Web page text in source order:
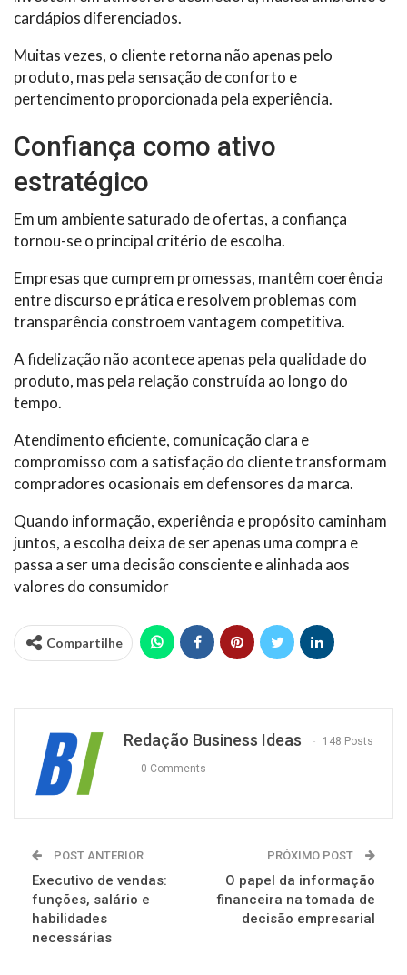
cardápios diferenciados.
Muitas vezes, o cliente retorna não apenas pelo
produto, mas pela sensação de conforto e
pertencimento proporcionada pela experiência.
Confiança como ativo
estratégico
Em um ambiente saturado de ofertas, a confiança
tornou-se o principal critério de escolha.
Empresas que cumprem promessas, mantêm coerência
entre discurso e prática e resolvem problemas com
transparência constroem vantagem competitiva.
A fidelização não acontece apenas pela qualidade do
produto, mas pela relação construída ao longo do
tempo.
Atendimento eficiente, comunicação clara e
compromisso com a satisfação do cliente transformam
compradores ocasionais em defensores da marca.
Quando informação, experiência e propósito caminham
juntos, a escolha deixa de ser apenas uma compra e
passa a ser uma decisão consciente e alinhada aos
valores do consumidor
Compartilhe
Redação Business Ideas 148 Posts
0 Comments
POST ANTERIOR
Executivo de vendas:
funções, salário e
habilidades
necessárias
PRÓXIMO POST
O papel da informação
financeira na tomada de
decisão empresarial